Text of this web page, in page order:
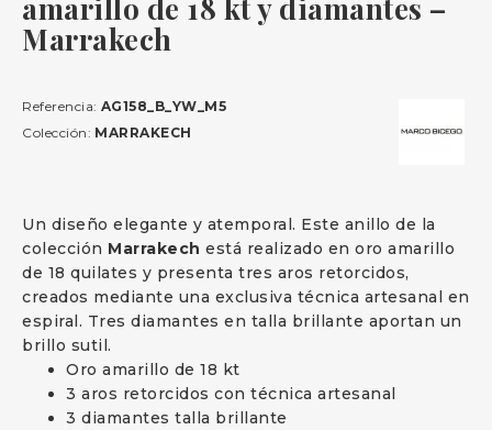
amarillo de 18 kt y diamantes –
Marrakech
Un diseño elegante y atemporal. Este anillo de la
colección Marrakech está realizado en oro amarillo
de 18 quilates y presenta tres aros retorcidos,
creados mediante una exclusiva técnica artesanal en
espiral. Tres diamantes en talla brillante aportan un
brillo sutil.
Oro amarillo de 18 kt
3 aros retorcidos con técnica artesanal
3 diamantes talla brillante
Referencia: AG158_B_YW_M5
Colección: MARRAKECH